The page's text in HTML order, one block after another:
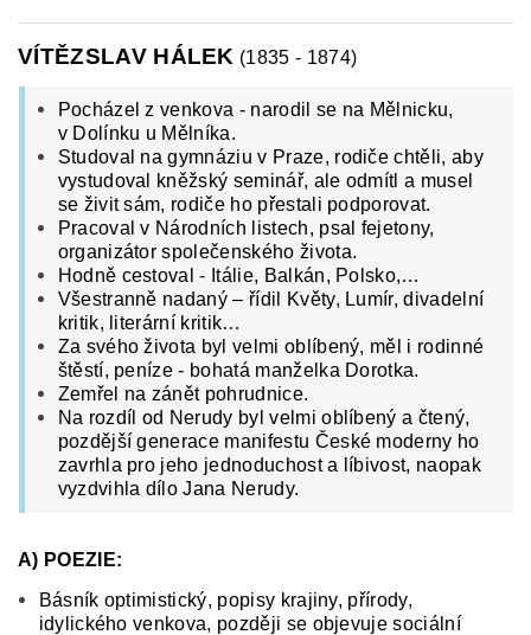
VÍTĚZSLAV HÁLEK (1835 - 1874)
Pocházel z venkova - narodil se na Mělnicku,
v Dolínku u Mělníka.
Studoval na gymnáziu v Praze, rodiče chtěli, aby
vystudoval kněžský seminář, ale odmítl a musel
se živit sám, rodiče ho přestali podporovat.
Pracoval v Národních listech, psal fejetony,
organizátor společenského života.
Hodně cestoval - Itálie, Balkán, Polsko,…
Všestranně nadaný – řídil Květy, Lumír, divadelní
kritik, literární kritik…
Za svého života byl velmi oblíbený, měl i rodinné
štěstí, peníze - bohatá manželka Dorotka.
Zemřel na zánět pohrudnice.
Na rozdíl od Nerudy byl velmi oblíbený a čtený,
pozdější generace manifestu České moderny ho
zavrhla pro jeho jednoduchost a líbivost, naopak
vyzdvihla dílo Jana Nerudy.
A) POEZIE:
Básník optimistický, popisy krajiny, přírody,
idylického venkova, později se objevuje sociální